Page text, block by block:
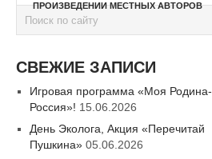
ПРОИЗВЕДЕНИИ МЕСТНЫХ АВТОРОВ
СВЕЖИЕ ЗАПИСИ
Игровая программа «Моя Родина-
Россия»! 15.06.2026
День Эколога, Акция «Перечитай
Пушкина» 05.06.2026